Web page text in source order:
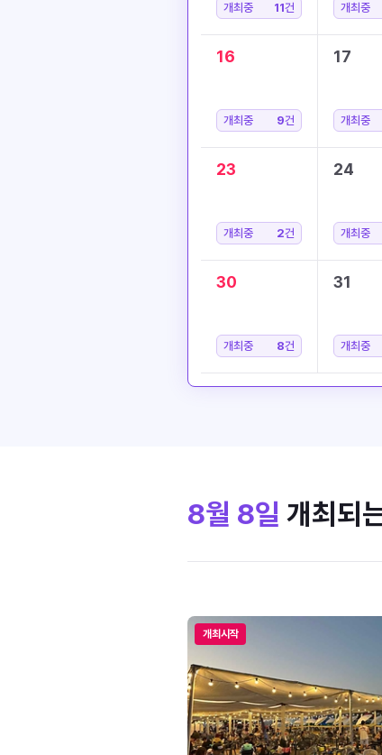
개최중 11건 개최중
16
개최중 9건
17
개최중
23
개최중 2건
24
개최중
30
개최중 8건
31
개최중
8월 8일 개최되
개최시작